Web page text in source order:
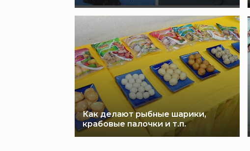
Как делают рыбные шарики,
крабовые палочки и т.п.